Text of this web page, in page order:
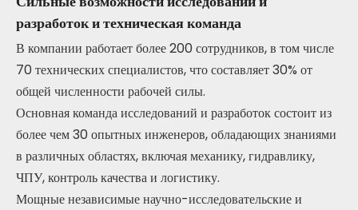
разработок и техническая команда
В компании работает более 200 сотрудников, в том числе
70 технических специалистов, что составляет 30% от
общей численности рабочей силы.
Основная команда исследований и разработок состоит из
более чем 30 опытных инженеров, обладающих знаниями
в различных областях, включая механику, гидравлику,
ЧПУ, контроль качества и логистику.
Мощные независимые научно-исследовательские и